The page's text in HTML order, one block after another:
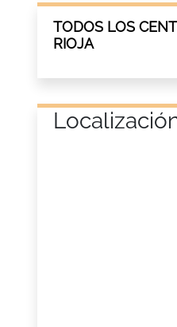
TODOS LOS
RIOJA